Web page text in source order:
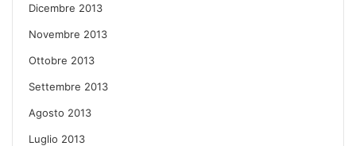
Dicembre 2013
Novembre 2013
Ottobre 2013
Settembre 2013
Agosto 2013
Luglio 2013